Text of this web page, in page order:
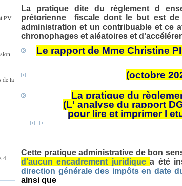
PV
de la
4
La pratique dite du règlement d
prétorienne fiscale dont le but est de
administration et un contribuable et ce
chronophages et aléatoires et
Le rapport de Mme Christine
(octobre
La pratique du
(L' analyse du rapport
pour lire et imprimer l
Cette pratique administrative de bon
d’aucun encadrement juridiquea été
direction générale des impôts en date
ainsi que